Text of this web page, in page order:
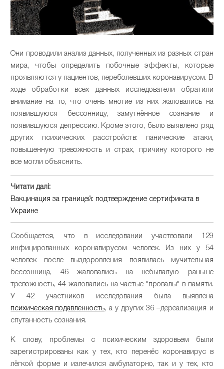
Они проводили анализ данных, полученных из разных стран
мира, чтобы определить побочные эффекты, которые
проявляются у пациентов, переболевших коронавирусом. В
ходе обработки всех данных исследователи обратили
внимание на то, что очень многие из них жаловались на
появившуюся бессонницу, замутнённое сознание и
появившуюся депрессию. Кроме этого, было выявлено ряд
других психических расстройств: панические атаки,
повышенную тревожность и страх, причину которого не
все могли объяснить.
Читати далі:
Вакцинация за границей: подтверждение сертификата в
Украине
Сообщается, что в исследовании участвовали 129
инфицированных коронавирусом человек. Из них у 54
человек после выздоровления появилась мучительная
бессонница, 46 жаловались на небывалую раньше
тревожность, 44 жаловались на частые "провалы" в памяти.
У 42 участников исследования была выявлена
психическая подавленность, а у других 36 –дереализация и
спутанность сознания.
К слову, проблемы с психическим здоровьем были
зарегистрированы как у тех, кто перенёс коронавирус в
лёгкой форме и излечился амбулаторно, так и у тех, кто